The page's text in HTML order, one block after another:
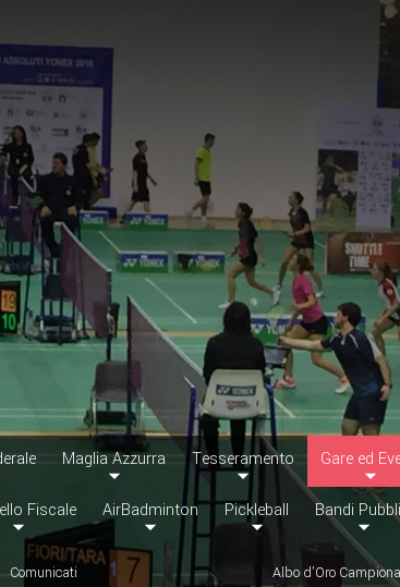
Maglia Azzurra Tesseramento Gare ed
Fiscale AirBadminton Pickleball Bandi
Comunicati Albo d'Oro